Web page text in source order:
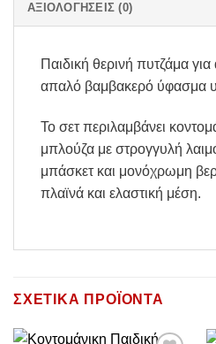
ΑΞΙΟΛΟΓΉΣΕΙΣ (0)
Παιδική θερινή πυτζάμα
απαλό βαμβακερό ύφασμα
Το σετ περιλαμβάνει
μπλούζα με στρογγυλή
μπάσκετ και μονόχρωμη
πλαϊνά και ελαστική μέση.
ΣΧΕΤΙΚΆ ΠΡΟΪΌΝΤΑ